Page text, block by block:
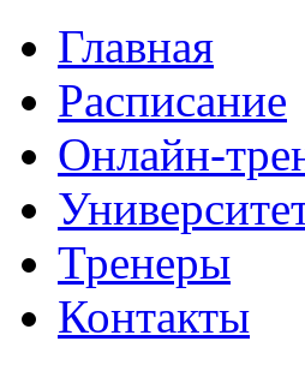
Главная
Расписание
Онлайн-
Тренеры
Контакты